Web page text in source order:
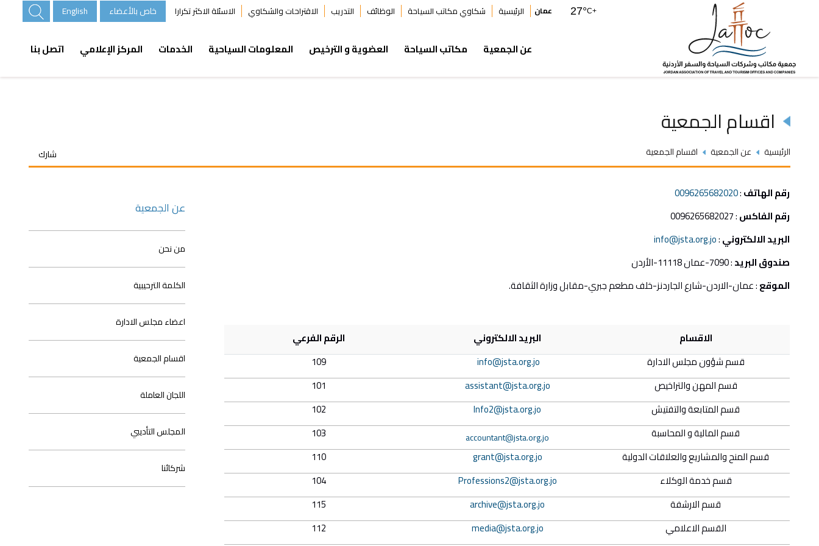
عمان +
27°C الرئيسية شكاوي مكاتب السياحة الوظائف التدريب الاقتراحات والشكاوي الاسئلة الاكثر تكرارا خاص بالأعضاء English
عن الجمعية مكاتب السياحة العضوية و الترخيص المعلومات السياحية الخدمات المركز الإعلامي اتصل بنا
اقسام الجمعية
الرئيسية عن الجمعية اقسام الجمعية شارك
رقم الهاتف:
0096265682020
رقم الفاكس: 0096265682027
البريد الالكتروني:
info@jsta.org.jo
صندوق البريد: 7090-عمان 11118-الأردن
الموقع: عمان-الاردن-شارع الجاردنز-خلف مطعم جبري-مقابل وزارة الثقافة.
الاقسام البريد الالكتروني
الرقم الفرعي
قسم شؤون مجلس الادارة
info@jsta.org.jo
109
قسم المهن والتراخيص
assistant@jsta.org.jo
101
قسم المتابعة والتفتيش
Info2@jsta.org.jo
102
قسم المالية و المحاسبة
accountant@jsta.org.jo
103
قسم المنح والمشاريع والعلاقات الدولية
grant@jsta.org.jo
110
قسم خدمة الوكلاء
Professions2@jsta.org.jo
104
قسم الارشفة
archive@jsta.org.jo
115
القسم الاعلامي
media@jsta.org.jo
112
عن الجمعية
من نحن
الكلمة الترحيبية
اعضاء مجلس الادارة
اقسام الجمعية
اللجان العاملة
المجلس التأديبي
شركائنا